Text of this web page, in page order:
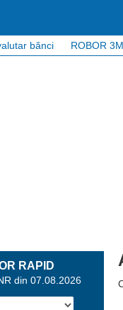
bănci ROBOR 3M
RAPID
din 07.08.2026